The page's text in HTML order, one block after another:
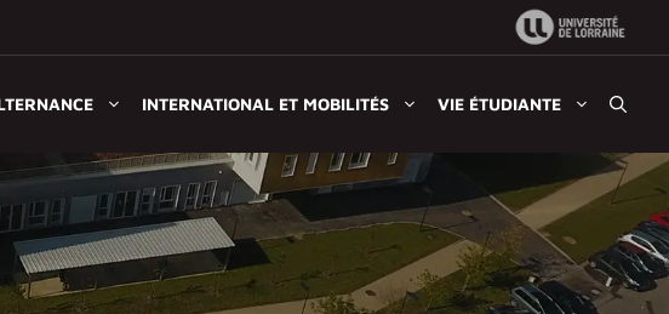
INTERNATIONAL ET MOBILITÉS VIE ÉTUDIANTE